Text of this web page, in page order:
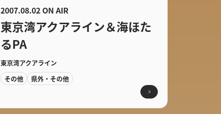
2007.08.02 ON AIR
東京湾アクアライン＆海ほた
るPA
東京湾アクアライン
その他
県外・その他